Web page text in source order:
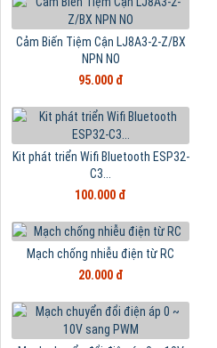
Cảm Biến Tiệm Cận LJ8A3-2-Z/BX
NPN NO
95.000 đ
Kit phát triển Wifi Bluetooth ESP32-
C3...
100.000 đ
Mạch chống nhiễu điện từ RC
20.000 đ